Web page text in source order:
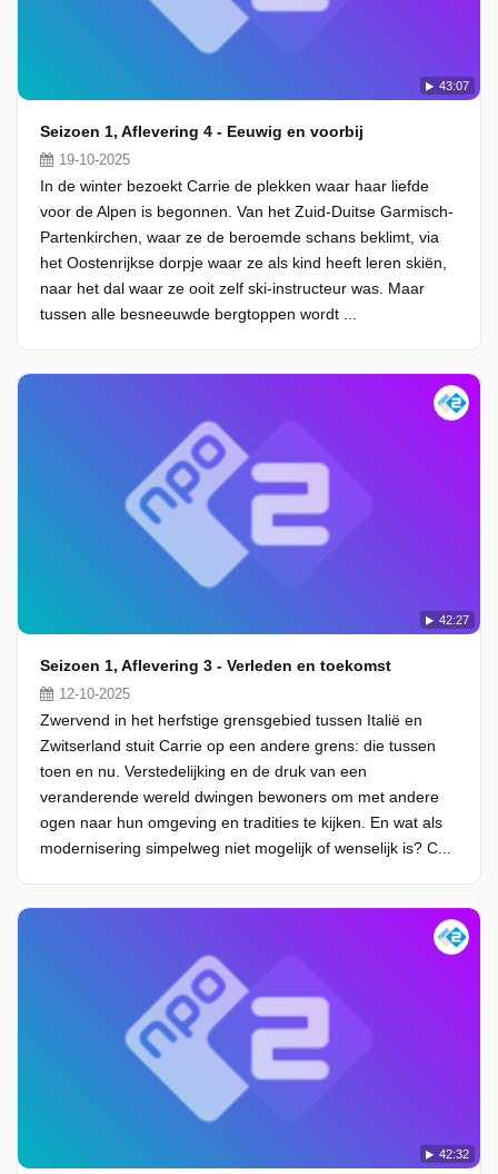
43:07
Seizoen 1, Aflevering 4 - Eeuwig en voorbij
19-10-2025
In de winter bezoekt Carrie de plekken waar haar liefde
voor de Alpen is begonnen. Van het Zuid-Duitse Garmisch-
Partenkirchen, waar ze de beroemde schans beklimt, via
het Oostenrijkse dorpje waar ze als kind heeft leren skiën,
naar het dal waar ze ooit zelf ski-instructeur was. Maar
tussen alle besneeuwde bergtoppen wordt ...
42:27
Seizoen 1, Aflevering 3 - Verleden en toekomst
12-10-2025
Zwervend in het herfstige grensgebied tussen Italië en
Zwitserland stuit Carrie op een andere grens: die tussen
toen en nu. Verstedelijking en de druk van een
veranderende wereld dwingen bewoners om met andere
ogen naar hun omgeving en tradities te kijken. En wat als
modernisering simpelweg niet mogelijk of wenselijk is? C...
42:32